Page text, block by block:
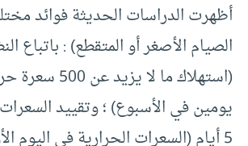
أظهرت الدراسات الحديثة فوائد
(استهلاك ما لا
يومين في الأسبوع) ؛ وتقييد